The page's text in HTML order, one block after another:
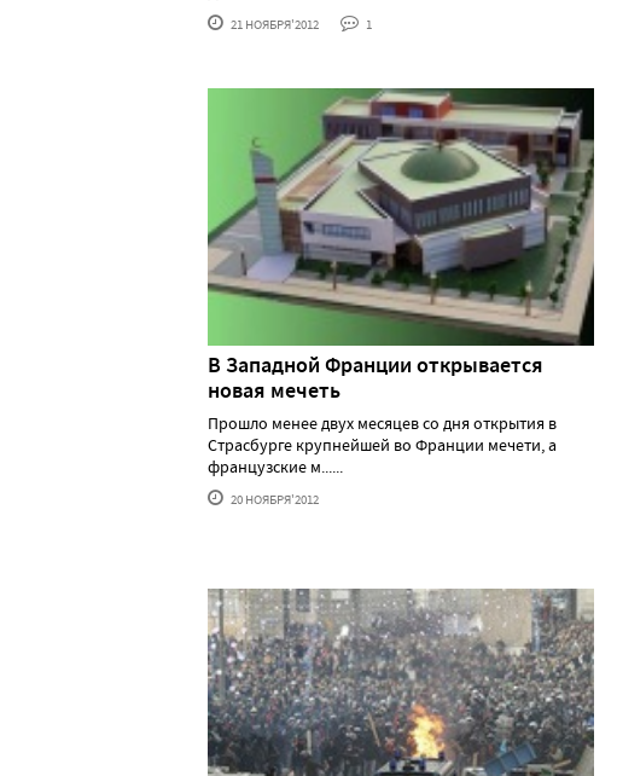
21 НОЯБРЯ'2012 1
В Западной Франции открывается
новая мечеть
Прошло менее двух месяцев со дня открытия в
Страсбурге крупнейшей во Франции мечети, а
французские м......
20 НОЯБРЯ'2012